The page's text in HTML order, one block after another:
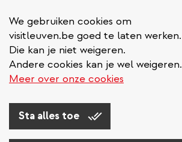
We gebruiken cookies om
visitleuven.be goed te laten werken.
Die kan je niet weigeren.
Andere cookies kan je wel weigeren.
Meer over onze cookies
Sta alles toe